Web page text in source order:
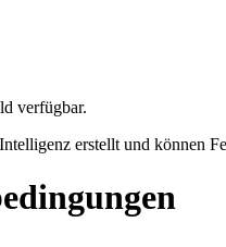
verfügbar.
erstellt und können